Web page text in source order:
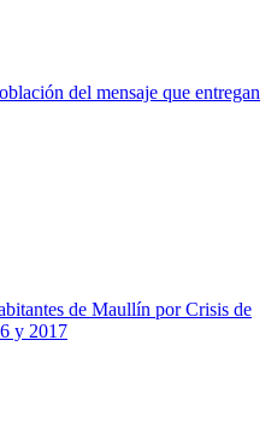
del mensaje que entregan
de Maullín por Crisis de
y 2017